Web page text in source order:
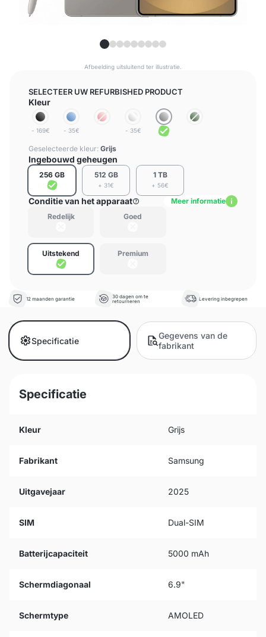
Afbeelding uitsluitend ter illustratie.
SELECTEER UW REFURBISHED PRODUCT
Kleur
- 169€ - 35€ - 35€
Geselecteerde kleur: Grijs
Ingebouwd geheugen
256 GB 512 GB
+ 31€
1 TB
+ 56€
Conditie van het apparaat
Meer informatie
Redelijk
Goed
Uitstekend Premium
12 maanden garantie
30 dagen om te
retourneren
Levering inbegrepen
Specificatie
Gegevens van de
fabrikant
Specificatie
Kleur Grijs
Fabrikant Samsung
Uitgavejaar 2025
SIM Dual-SIM
Batterijcapaciteit 5000 mAh
Schermdiagonaal 6.9"
Schermtype AMOLED